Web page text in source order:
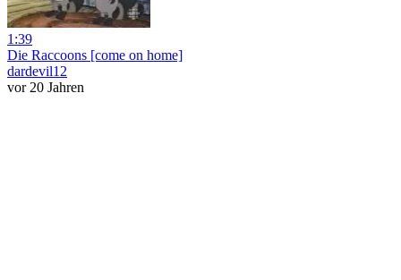
1:39
Die Raccoons [come on home]
dardevil12
vor 20 Jahren